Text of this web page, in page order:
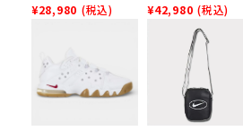
Force 1 Low シュプ
ューズ ホワイト
¥28,980 (税込)
Nike SB Dunk Low
ナイキ SB ダンク ロ
ー スニーカー ホワイ
¥42,980 (税込)